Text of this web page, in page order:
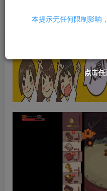
您当前未登录
点击
点击
点击
点击
点击
点击
点击
本提示无任何限制影响